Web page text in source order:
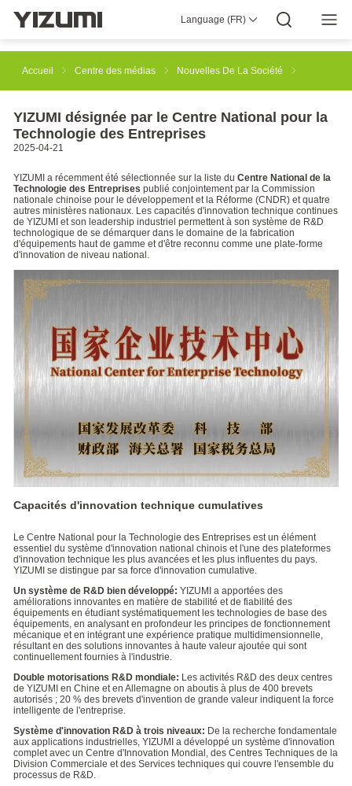
Language (FR)
solution d’impression 3D industrielle SpaceA
Solutions d'automatisation robotisée
À propos de nous YIZUMI 4.0
YIZUMI Mondial
Accueil
Centre des médias Nouvelles De La Société
YIZUMI désignée par le Centre National pour la
Technologie des Entreprises
2025-04-21
YIZUMI a récemment été sélectionnée sur la liste du Centre National de la
Technologie des Entreprises publié conjointement par la Commission
nationale chinoise pour le développement et la Réforme (CNDR) et quatre
autres ministères nationaux. Les capacités d'innovation technique continues
de YIZUMI et son leadership industriel permettent à son système de R&D
technologique de se démarquer dans le domaine de la fabrication
d'équipements haut de gamme et d'être reconnu comme une plate-forme
d'innovation de niveau national.
Capacités d'innovation technique cumulatives
Le Centre National pour la Technologie des Entreprises est un élément
essentiel du système d'innovation national chinois et l'une des plateformes
d'innovation technique les plus avancées et les plus influentes du pays.
YIZUMI se distingue par sa force d'innovation cumulative.
Un système de R&D bien développé: YIZUMI a apportées des
améliorations innovantes en matière de stabilité et de fiabilité des
équipements en étudiant systématiquement les technologies de base des
équipements, en analysant en profondeur les principes de fonctionnement
mécanique et en intégrant une expérience pratique multidimensionnelle,
résultant en des solutions innovantes à haute valeur ajoutée qui sont
continuellement fournies à l'industrie.
Double motorisations R&D mondiale: Les activités R&D des deux centres
de YIZUMI en Chine et en Allemagne on aboutis à plus de 400 brevets
autorisés ; 20 % des brevets d'invention de grande valeur indiquent la force
intelligente de l'entreprise.
Système d'innovation R&D à trois niveaux: De la recherche fondamentale
aux applications industrielles, YIZUMI a développé un système d'innovation
complet avec un Centre d'Innovation Mondial, des Centres Techniques de la
Division Commerciale et des Services techniques qui couvre l'ensemble du
processus de R&D.